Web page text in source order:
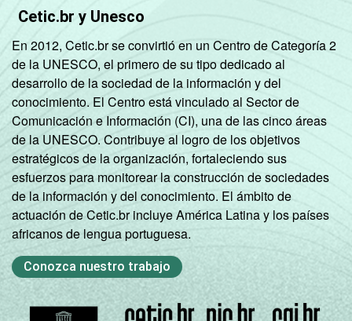
Cetic.br y Unesco
En 2012, Cetic.br se convirtió en un Centro de Categoría 2
de la UNESCO, el primero de su tipo dedicado al
desarrollo de la sociedad de la información y del
conocimiento. El Centro está vinculado al Sector de
Comunicación e Información (CI), una de las cinco áreas
de la UNESCO. Contribuye al logro de los objetivos
estratégicos de la organización, fortaleciendo sus
esfuerzos para monitorear la construcción de sociedades
de la información y del conocimiento. El ámbito de
actuación de Cetic.br incluye América Latina y los países
africanos de lengua portuguesa.
Conozca nuestro trabajo